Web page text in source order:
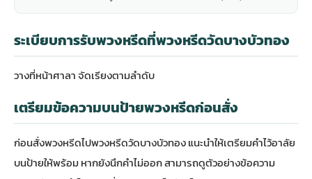
ระเบียบการรับพวงหรีดที่พวงหรีดวัดบางบัวทอง
วางที่หน้าศาลา จัดเรียงตามลำดับ
เตรียมข้อความบนป้ายพวงหรีดก่อนสั่ง
ก่อนสั่งพวงหรีดไปพวงหรีดวัดบางบัวทอง แนะนำให้เตรียมคำไว้อาลัย
บนป้ายให้พร้อม หากยังนึกคำไม่ออก สามารถดูตัวอย่างข้อความ